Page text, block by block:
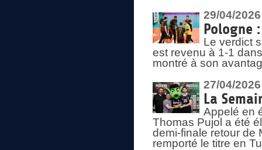
29/04/2026
Pologne
Le verdict
est revenu à 1-1
montré à son
27/04/2026
La
Appelé en
Thomas Pujol a été
demi-finale retour de
remporté le titre en